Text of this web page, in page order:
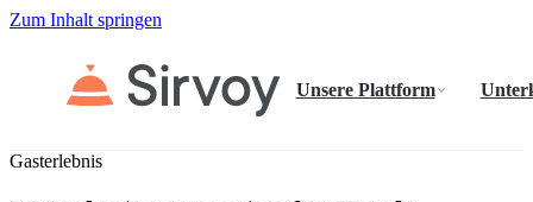
Zum Inhalt springen
Unsere Plattform
Gasterlebnis